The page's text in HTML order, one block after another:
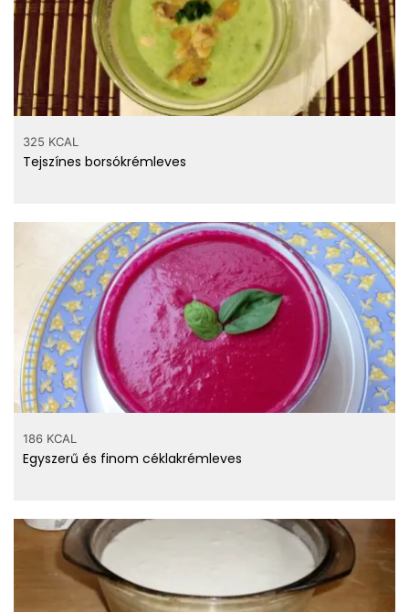
325 KCAL
Tejszínes borsókrémleves
186 KCAL
Egyszerű és finom céklakrémleves